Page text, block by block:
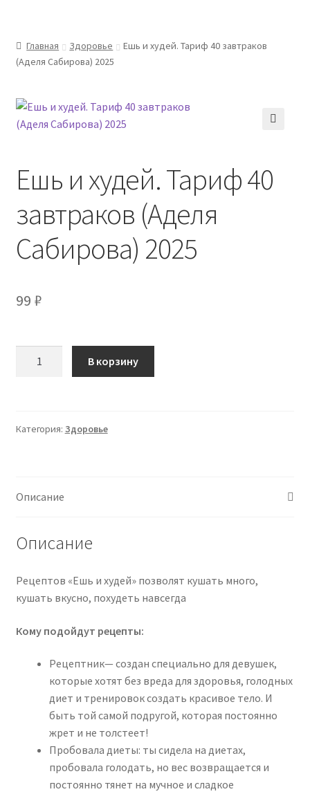
Главная Здоровье
Ешь и худей. Тариф 40 завтраков
(Аделя Сабирова) 2025
Ешь и худей. Тариф 40
завтраков (Аделя
Сабирова) 2025
99 ₽
худей.
(Аделя
В корзину
Категория: Здоровье
Описание
Описание
Рецептов «Ешь и худей» позволят кушать много,
кушать вкусно, похудеть навсегда
Кому подойдут рецепты:
Рецептник— создан специально для девушек,
которые хотят без вреда для здоровья, голодных
диет и тренировок создать красивое тело. И
быть той самой подругой, которая постоянно
жрет и не толстеет!
Пробовала диеты: ты сидела на диетах,
пробовала голодать, но вес возвращается и
постоянно тянет на мучное и сладкое